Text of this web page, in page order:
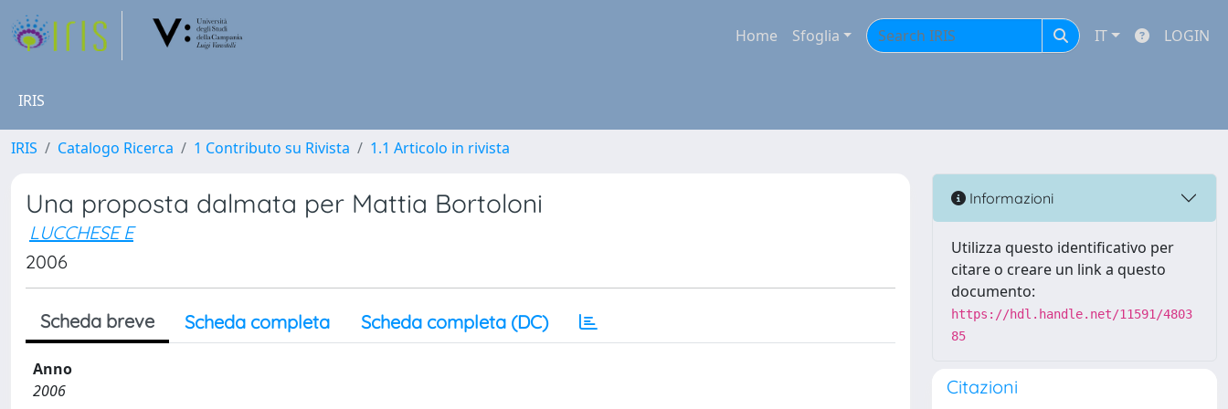
Home Sfoglia IT LOGIN
IRIS
IRIS Catalogo Ricerca 1 Contributo su Rivista 1.1 Articolo in rivista
Una proposta dalmata per Mattia Bortoloni
LUCCHESE E
2006
Scheda breve Scheda completa Scheda completa (DC)
Anno
2006
Informazioni
Utilizza questo identificativo per
citare o creare un link a questo
documento:
https://hdl.handle.net/11591/4803
85
Citazioni